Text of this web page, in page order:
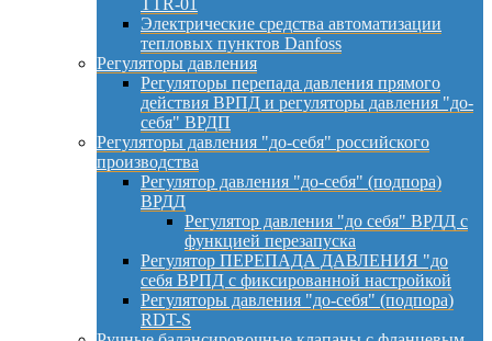
TTR-01
Электрические средства автоматизации
тепловых пунктов Danfoss
Регуляторы давления
Регуляторы перепада давления прямого
действия ВРПД и регуляторы давления "до-
себя" ВРДП
Регуляторы давления "до-себя" российского
производства
Регулятор давления "до-себя" (подпора)
ВРДД
Регулятор давления "до себя" ВРДД с
функцией перезапуска
Регулятор ПЕРЕПАДА ДАВЛЕНИЯ "до
себя ВРПД с фиксированной настройкой
Регуляторы давления "до-себя" (подпора)
RDT-S